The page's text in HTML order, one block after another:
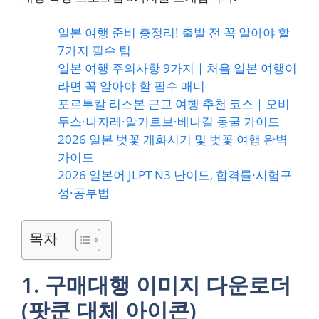
일본 여행 준비 총정리! 출발 전 꼭 알아야 할
7가지 필수 팁
일본 여행 주의사항 9가지｜처음 일본 여행이
라면 꼭 알아야 할 필수 매너
포르투칼 리스본 근교 여행 추천 코스｜오비
두스·나자레·알가르브·베나길 동굴 가이드
2026 일본 벚꽃 개화시기 및 벚꽃 여행 완벽
가이드
2026 일본어 JLPT N3 난이도, 합격률·시험구
성·공부법
목차
1. 구매대행 이미지 다운로더
(팟쿤 대체 아이콘)